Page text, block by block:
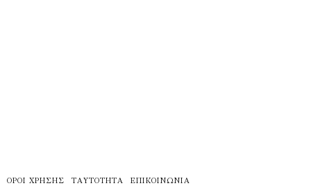
ΌΡΟΙ ΧΡΉΣΗΣ ΤΑΥΤΌΤΗΤΑ
ΕΠΙΚΟΙΝΩΝΊΑ